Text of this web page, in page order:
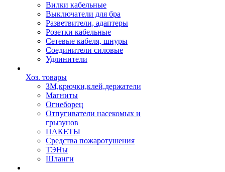
Вилки кабельные
Выключатели для бра
Разветвители, адаптеры
Розетки кабельные
Сетевые кабеля, шнуры
Соединители силовые
Удлинители
Хоз. товары
ЗМ,крючки,клей,держатели
Магниты
Огнеборец
Отпугиватели насекомых и
грызунов
ПАКЕТЫ
Средства пожаротушения
ТЭНы
Шланги